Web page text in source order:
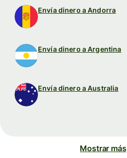
Envía dinero a Andorra
Envía dinero a Argentina
Envía dinero a Australia
Mostrar más